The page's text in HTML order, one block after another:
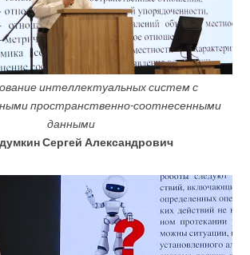
интеллектуальных систем с
пространственно-соотнесенными
данными
Сергей Александрович